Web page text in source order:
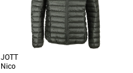
SHORT de la marque SUPERDRY allie
confort, style et sportswear. S'inspirant
JOTT
Nico